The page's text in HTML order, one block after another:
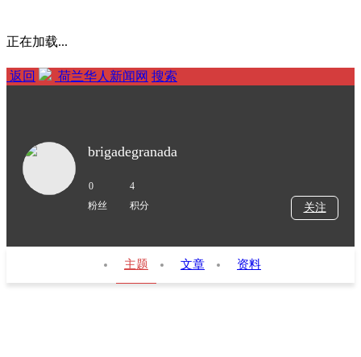
正在加载...
返回 荷兰华人新闻网 搜索
brigadegranada
0
粉丝
4
积分
关注
主题 文章 资料